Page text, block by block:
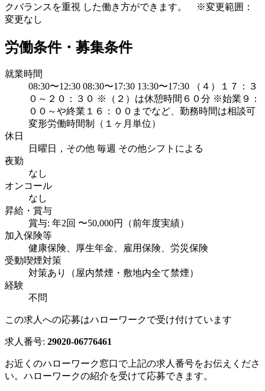
クバランスを重視 した働き方ができます。 ※変更範囲：
変更なし
労働条件・募集条件
就業時間
08:30〜12:30 08:30〜17:30 13:30〜17:30 （４）１７：３
０～２０：３０ ※（２）は休憩時間６０分 ※始業９：
００～や終業１６：００までなど、勤務時間は相談可
変形労働時間制（１ヶ月単位）
休日
日曜日，その他 毎週 その他シフトによる
夜勤
なし
オンコール
なし
昇給・賞与
賞与: 年2回 〜50,000円（前年度実績）
加入保険等
健康保険、厚生年金、雇用保険、労災保険
受動喫煙対策
対策あり（屋内禁煙・敷地内全て禁煙）
経験
不問
この求人への応募はハローワークで受け付けています
求人番号: 29020-06776461
お近くのハローワーク窓口で上記の求人番号をお伝えくださ
い。ハローワークの紹介を受けて応募できます。